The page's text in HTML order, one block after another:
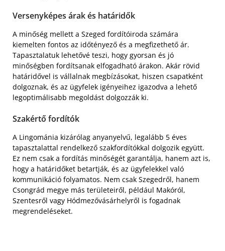
Versenyképes árak és határidők
A minőség mellett a Szeged fordítóiroda számára
kiemelten fontos az időtényező és a megfizethető ár.
Tapasztalatuk lehetővé teszi, hogy gyorsan és jó
minőségben fordítsanak elfogadható árakon. Akár rövid
határidővel is vállalnak megbízásokat, hiszen csapatként
dolgoznak, és az ügyfelek igényeihez igazodva a lehető
legoptimálisabb megoldást dolgozzák ki.
Szakértő fordítók
A Lingománia kizárólag anyanyelvű, legalább 5 éves
tapasztalattal rendelkező szakfordítókkal dolgozik együtt.
Ez nem csak a fordítás minőségét garantálja, hanem azt is,
hogy a határidőket betartják, és az ügyfelekkel való
kommunikáció folyamatos. Nem csak Szegedről, hanem
Csongrád megye más területeiről, például Makóról,
Szentesről vagy Hódmezővásárhelyről is fogadnak
megrendeléseket.